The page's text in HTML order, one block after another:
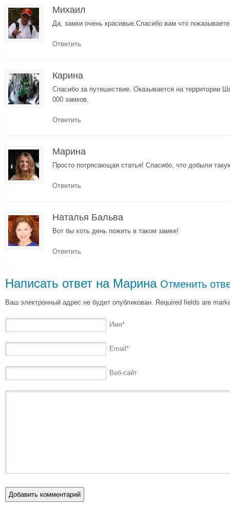
Михаил
Да, замки очень красивые.Спасибо вам что показываете
Ответить
Карина
Спасибо за путешествие. Оказывается на территории
000 замков.
Ответить
Марина
Просто потрясающая статья! Спасибо, что добыли
Ответить
Наталья Бальва
Вот бы хоть день пожить в таком замке!
Ответить
Написать ответ на Марина Отменить
Ваш электронный адрес не будет опубликован. Required fields are
Имя*
Email *
Веб-сайт